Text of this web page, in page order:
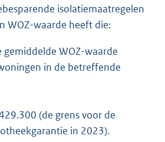
isolatiemaatregelen
WOZ-waarde heeft die:
gemiddelde WOZ-waarde
in de betreffende
(de grens voor de
in 2023).